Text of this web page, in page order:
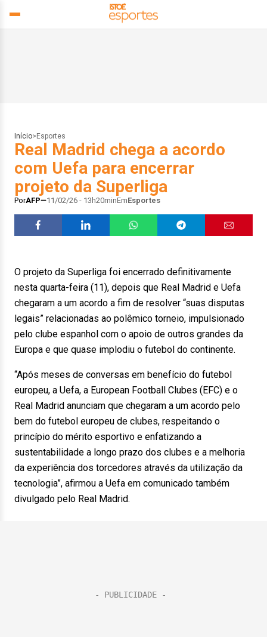
Início> Esportes
Real Madrid chega a acordo
com Uefa para encerrar
projeto da Superliga
PorAFP 11/02/26 - 13h20minEmEsportes
O projeto da Superliga foi encerrado definitivamente
nesta quarta-feira (11), depois que Real Madrid e Uefa
chegaram a um acordo a fim de resolver “suas disputas
legais” relacionadas ao polêmico torneio, impulsionado
pelo clube espanhol com o apoio de outros grandes da
Europa e que quase implodiu o futebol do continente.
“Após meses de conversas em benefício do futebol
europeu, a Uefa, a European Football Clubes (EFC) e o
Real Madrid anunciam que chegaram a um acordo pelo
bem do futebol europeu de clubes, respeitando o
princípio do mérito esportivo e enfatizando a
sustentabilidade a longo prazo dos clubes e a melhoria
da experiência dos torcedores através da utilização da
tecnologia”, afirmou a Uefa em comunicado também
divulgado pelo Real Madrid.